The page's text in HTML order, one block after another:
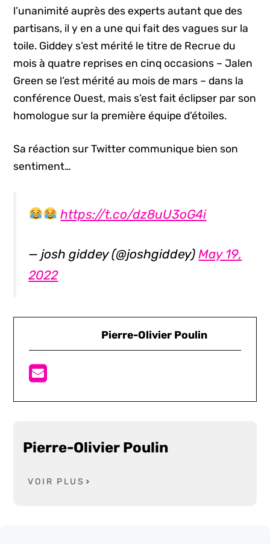
l’unanimité auprès des experts autant que des
partisans, il y en a une qui fait des vagues sur la
toile. Giddey s’est mérité le titre de Recrue du
mois à quatre reprises en cinq occasions – Jalen
Green se l’est mérité au mois de mars – dans la
conférence Ouest, mais s’est fait éclipser par son
homologue sur la première équipe d’étoiles.
Sa réaction sur Twitter communique bien son
sentiment…
https://t.co/dz8uU3oG4i
— josh giddey (@joshgiddey)May 19,
2022
Pierre-Olivier Poulin
Pierre-Olivier Poulin
VOIR PLUS